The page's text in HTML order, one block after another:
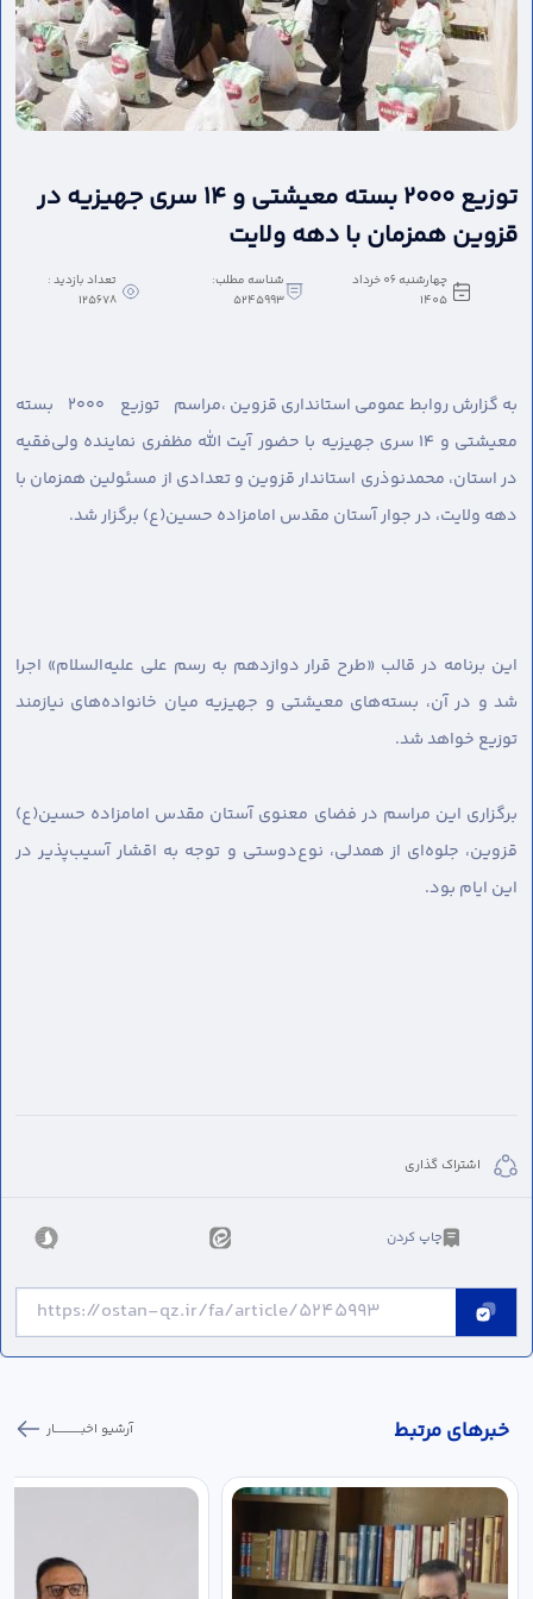
توزیع ۲۰۰۰ بسته معیشتی و ۱۴ سری جهیزیه در
قزوین همزمان با دهه ولایت
چهارشنبه 06 خرداد
1405
شناسه مطلب:
5245993
تعداد بازدید :
125678
به گزارش روابط عمومی استانداری قزوین ،
مراسم توزیع ۲۰۰۰ بسته
معیشتی و ۱۴ سری جهیزیه با حضور آیت الله مظفری نماینده ولی‌فقیه
در استان، محمدنوذری استاندار قزوین و تعدادی از مسئولین همزمان با
دهه ولایت، در جوار آستان مقدس امامزاده حسین(ع) برگزار شد.
این برنامه در قالب «طرح قرار دوازدهم به رسم علی علیه‌السلام» اجرا
شد و در آن، بسته‌های معیشتی و جهیزیه میان خانواده‌های نیازمند
توزیع خواهد شد.
برگزاری این مراسم در فضای معنوی آستان مقدس امامزاده حسین(ع)
قزوین، جلوه‌ای از همدلی، نوع‌دوستی و توجه به اقشار آسیب‌پذیر در
این ایام بود.
اشتراک گذاری
چاپ کردن
خبر‌های مرتبط آرشیو اخبـــــــــــار